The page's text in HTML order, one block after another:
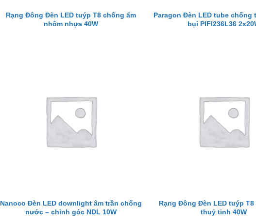
Rạng Đông Đèn LED tuýp T8 chống ẩm
nhôm nhựa 40W
Paragon Đèn LED tube chống
bụi PIFI236L36
Nanoco Đèn LED downlight âm trần chống
nước – chỉnh góc NDL 10W
Rạng Đông Đèn LED tuýp T8
thuỷ tinh 40W